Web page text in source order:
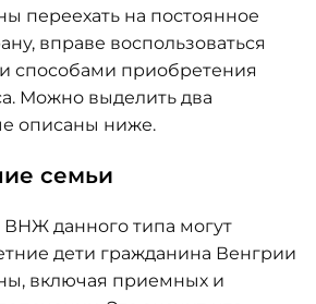
переехать на постоянное
вправе воспользоваться
способами приобретения
Можно выделить два
описаны ниже.
семьи
ВНЖ данного типа могут
дети гражданина Венгрии
включая приемных и